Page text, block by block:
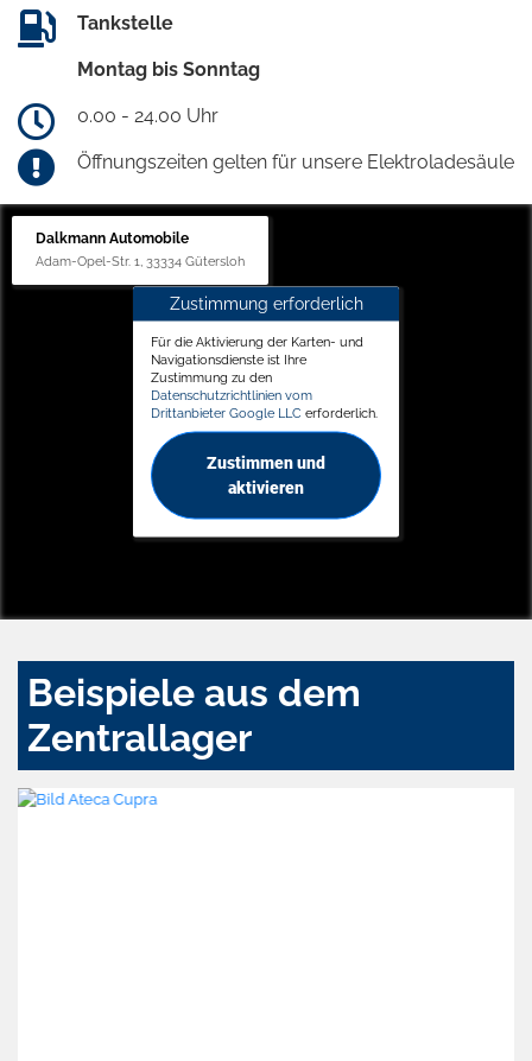
Tankstelle
Montag bis Sonntag
0.00 - 24.00 Uhr
Öffnungszeiten gelten für unsere Elektroladesäule
Dalkmann Automobile
Adam-Opel-Str. 1, 33334 Gütersloh
Zustimmung erforderlich
Für die Aktivierung der Karten- und
Navigationsdienste ist Ihre
Zustimmung zu den
Datenschutzrichtlinien vom
Drittanbieter Google LLC erforderlich.
Zustimmen und
aktivieren
Beispiele aus dem
Zentrallager